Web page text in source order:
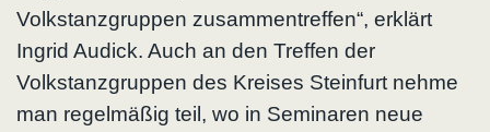
Volkstanzgruppen zusammentreffen“, erklärt
Ingrid Audick. Auch an den Treffen der
Volkstanzgruppen des Kreises Steinfurt nehme
man regelmäßig teil, wo in Seminaren neue